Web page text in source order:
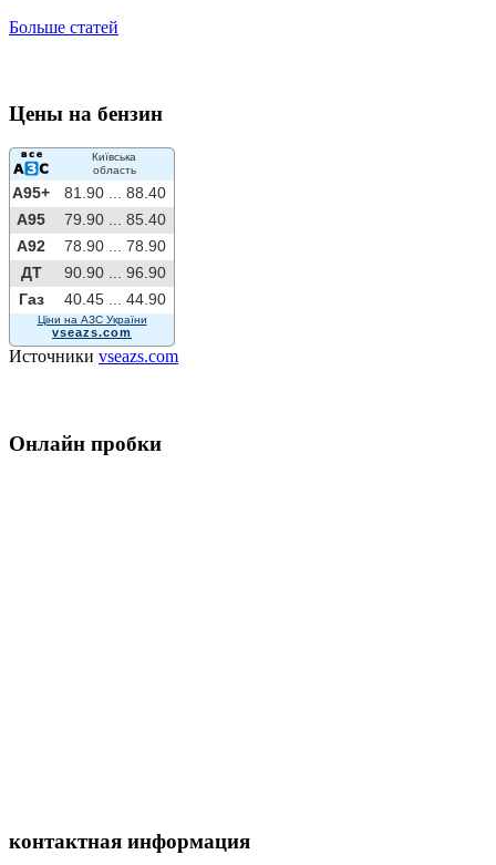
Больше статей
Цены на бензин
Київська
область
A95+ 81.90 ...
88.40
A95
79.90 ...
85.40
A92
78.90 ...
78.90
ДТ
90.90 ...
96.90
Газ
40.45 ... 44.90
Ціни на АЗС України
vseazs.com
Источники vseazs.com
Онлайн пробки
контактная информация